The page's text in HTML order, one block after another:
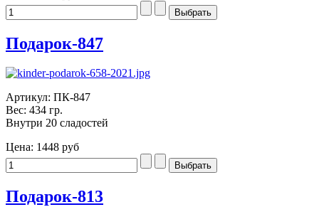
Подарок-847
Артикул: ПК-847
Вес: 434 гр.
Внутри 20 сладостей
Цена: 1448 руб
Подарок-813